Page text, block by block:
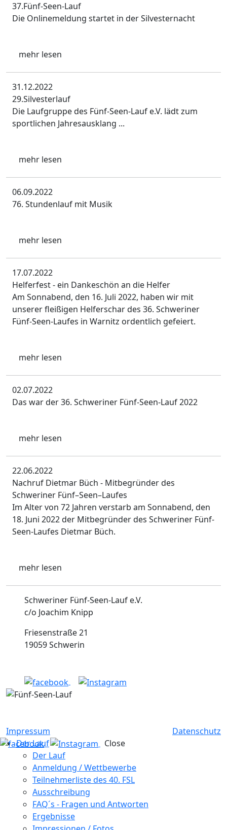
37.Fünf-Seen-Lauf
Die Onlinemeldung startet in der Silvesternacht
mehr lesen
31.12.2022
29.Silvesterlauf
Die Laufgruppe des Fünf-Seen-Lauf e.V. lädt zum
sportlichen Jahresausklang ...
mehr lesen
06.09.2022
76. Stundenlauf mit Musik
mehr lesen
17.07.2022
Helferfest - ein Dankeschön an die Helfer
Am Sonnabend, den 16. Juli 2022, haben wir mit
unserer fleißigen Helferschar des 36. Schweriner
Fünf-Seen-Laufes in Warnitz ordentlich gefeiert.
mehr lesen
02.07.2022
Das war der 36. Schweriner Fünf-Seen-Lauf 2022
mehr lesen
22.06.2022
Nachruf Dietmar Büch - Mitbegründer des
Schweriner Fünf–Seen–Laufes
Im Alter von 72 Jahren verstarb am Sonnabend, den
18. Juni 2022 der Mitbegründer des Schweriner Fünf-
Seen-Laufes Dietmar Büch.
mehr lesen
Schweriner Fünf-Seen-Lauf e.V.
c/o Joachim Knipp
Friesenstraße 21
19059 Schwerin
Impressum
Datenschutz
Close
Der Lauf
Der Lauf
Anmeldung / Wettbewerbe
Teilnehmerliste des 40. FSL
Ausschreibung
FAQ´s - Fragen und Antworten
Ergebnisse